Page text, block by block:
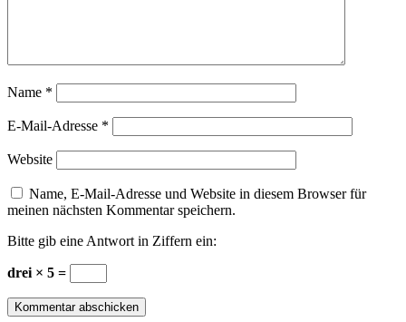
Name *
E-Mail-Adresse *
Website
Name, E-Mail-Adresse und Website in diesem Browser für
meinen nächsten Kommentar speichern.
Bitte gib eine Antwort in Ziffern ein:
drei × 5 =